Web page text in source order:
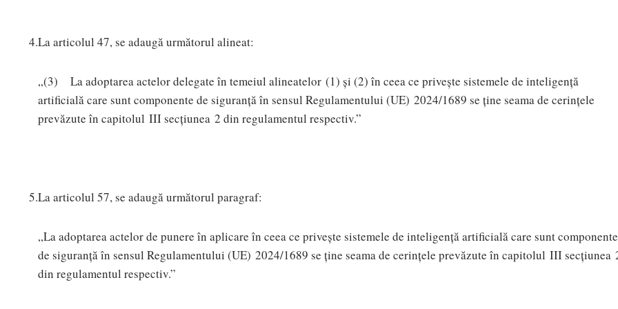
4.La articolul 47, se adaugă următorul alineat:
„(3) La adoptarea actelor delegate în temeiul alineatelor (1) și (2) în ceea ce privește sistemele de inteligență
artificială care sunt componente de siguranță în sensul Regulamentului (UE) 2024/1689 se ține seama de cerințele
prevăzute în capitolul III secțiunea 2 din regulamentul respectiv.”
5.La articolul 57, se adaugă următorul paragraf:
„La adoptarea actelor de punere în aplicare în ceea ce privește sistemele de inteligență artificială care sunt componente
de siguranță în sensul Regulamentului (UE) 2024/1689 se ține seama de cerințele prevăzute în capitolul III secțiunea
din regulamentul respectiv.”